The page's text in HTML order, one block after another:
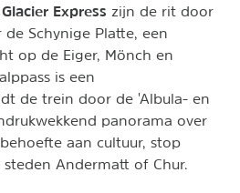
Express zijn de rit door
Schynige Platte, een
op de Eiger, Mönch en
is een
de trein door de 'Albula- en
panorama over
aan cultuur, stop
Andermatt of Chur.